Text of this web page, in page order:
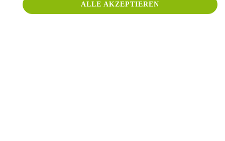
JETZT BESTELLEN
ALLE AKZEPTIEREN